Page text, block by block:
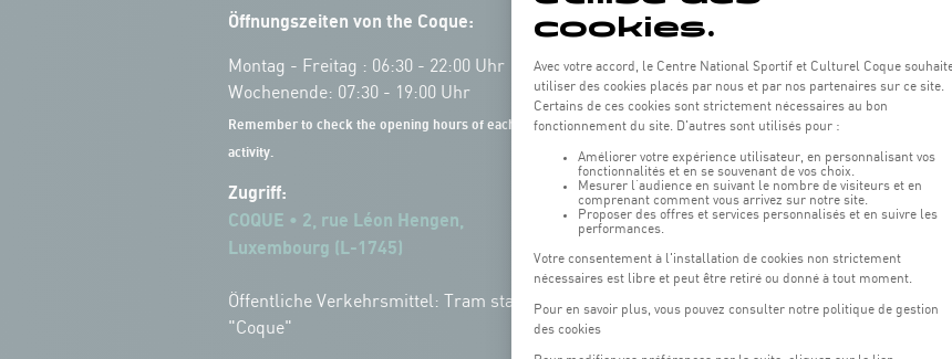
Öffnungszeiten von the Coque:
Montag - Freitag : 06:30 - 22:00 Uhr
Wochenende: 07:30 - 19:00 Uhr
Remember to check the opening hours of each
activity.
Zugriff:
COQUE • 2, rue Léon Hengen,
Luxembourg (L-1745)
Öffentliche Verkehrsmittel: Tram station
"Coque"
+
−